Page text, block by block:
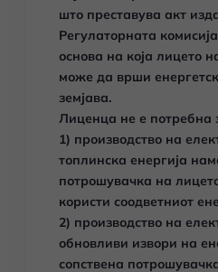
што преставува акт
Регулаторната
основа на која лицето
може да врши
земјава.
Лиценца не е потребна
1) производство на
топлинска енергија
потрошувачка на
користи соодветниот
2) производство на
обновливи извори на
сопствена